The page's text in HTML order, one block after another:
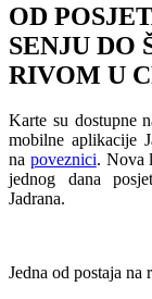
OD
SENJU DO
RIVOM U
Karte su dostupne
mobilne aplikacije
na poveznici. Nova
jednog dana
Jadrana.
Jedna od postaja